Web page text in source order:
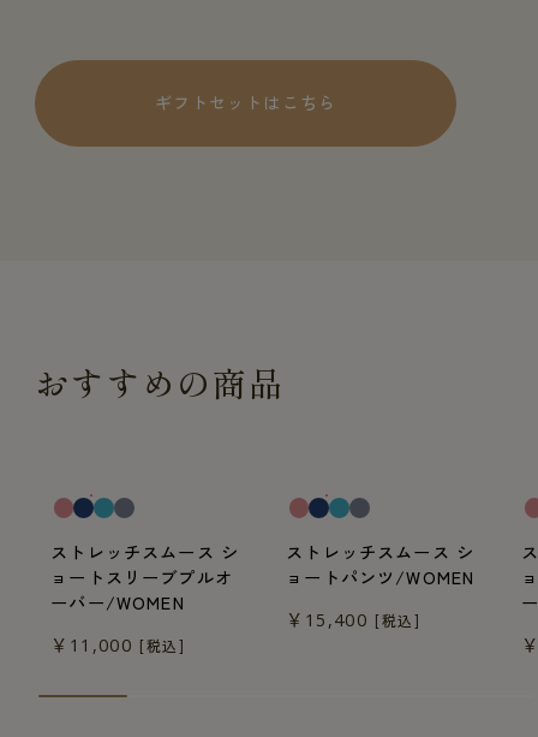
ギフトセットはこちら
おすすめの商品
ストレッチスムース シ
ョートスリーブプルオ
ーバー/WOMEN
￥11,000 [税込]
ストレッチスムース シ
ョートパンツ/WOMEN
￥15,400 [税込]